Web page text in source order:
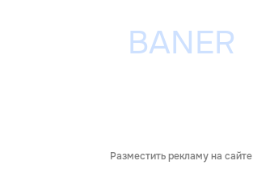
Разместить рекламу на сайте